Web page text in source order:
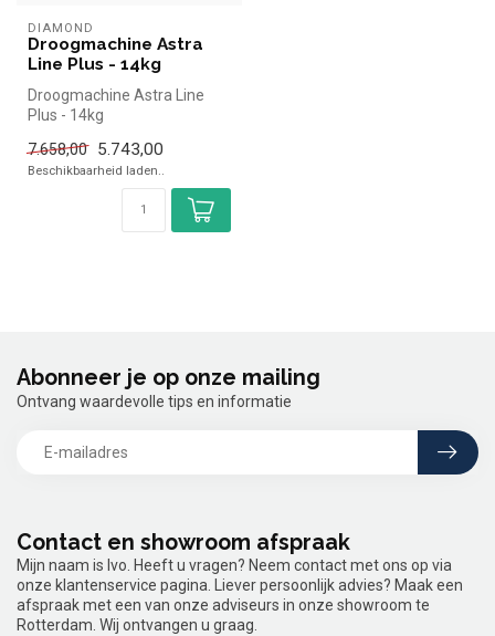
DIAMOND
Droogmachine Astra
Line Plus - 14kg
Droogmachine Astra Line
Plus - 14kg
7.658,00
5.743,00
Beschikbaarheid laden..
Contact en showroom afspraak
Mijn naam is Ivo. Heeft u vragen? Neem contact met ons op via
onze klantenservice pagina. Liever persoonlijk advies? Maak een
afspraak met een van onze adviseurs in onze showroom te
Rotterdam. Wij ontvangen u graag.
Abonneer je op onze mailing
Ontvang waardevolle tips en informatie